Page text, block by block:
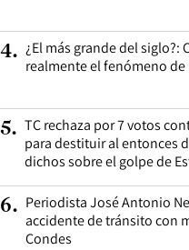
4. ¿El más grande del siglo?:
realmente el fenómeno de
5. TC rechaza por 7 votos
para destituir al entonces
dichos sobre el golpe de
6. Periodista José Antonio
accidente de tránsito con
Condes